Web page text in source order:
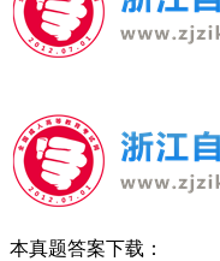
本真题答案下载：